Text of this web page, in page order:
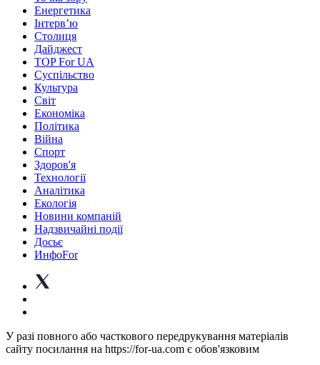
Енергетика
Інтерв’ю
Столиця
Дайджест
TOP For UA
Суспiльство
Культура
Світ
Економіка
Політика
Війна
Спорт
Здоров'я
Технології
Аналітика
Екологія
Новини компаній
Надзвичайні події
Досьє
ИнфоFor
У разі повного або часткового передрукування матеріалів
сайту посилання на https://for-ua.com є обов'язковим